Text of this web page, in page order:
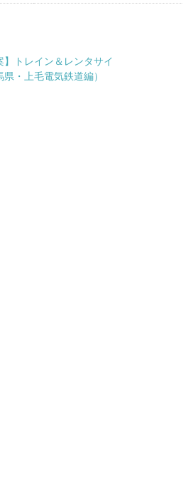
】トレイン＆レンタサイ
県・上毛電気鉄道編）